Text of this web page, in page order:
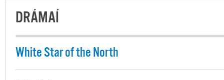
DRÁMAÍ
White Star of the North